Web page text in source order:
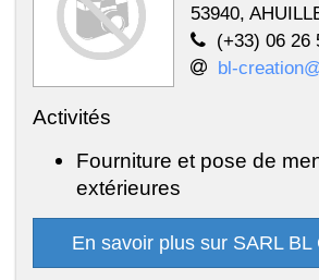
53940,
(+33) 06 26
bl-
Activités
Fourniture et pose de
extérieures
En savoir plus sur SARL BL